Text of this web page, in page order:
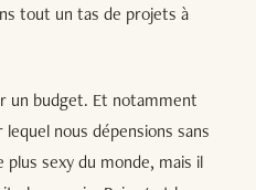
tout un tas de projets à
un budget. Et notamment
nous dépensions sans
sexy du monde, mais il